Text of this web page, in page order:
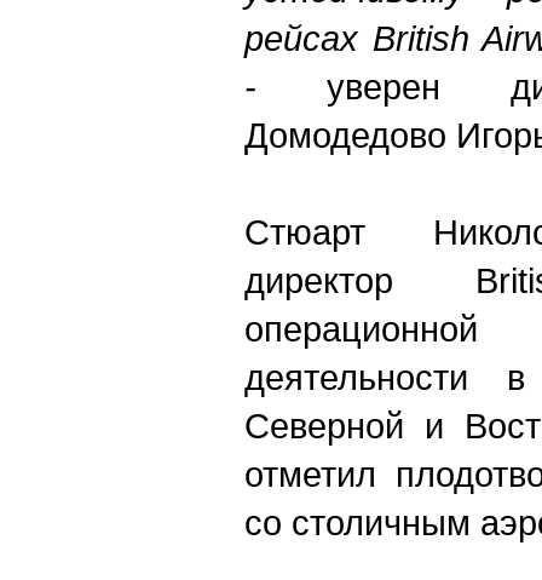
рейсах British
- уверен
Домодедово
Стюарт
директор
операционной
деятельности
Северной и
отметил
со столичным